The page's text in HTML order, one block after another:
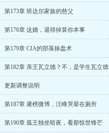
第173章 班达尔家族的慈父
第176章 这婚，退得掉算你本事
第179章 CIA的部落操盘术
第182章 亲王瓦立德？不，是学生瓦立德
更新调整说明
第187章 屠榜微博，汪峰哭晕在厕所
第190章 孤王独坐暗夜，看那惊世锋芒